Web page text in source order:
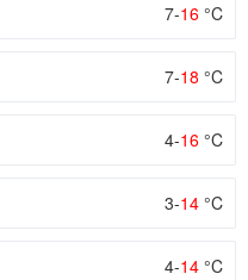
7-16 °C
7-18 °C
4-16 °C
3-14 °C
4-14 °C